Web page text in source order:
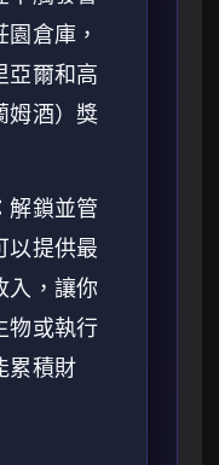
倉庫，
亞爾和高
姆酒）獎
解鎖並管
以提供最
入，讓你
物或執行
累積財